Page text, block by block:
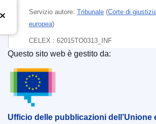
Servizio autore: Tribunale (Corte di
europea)
CELEX : 62015TO0313_INF
Released on EU publications website:
Ufficio delle pubblicazioni
Questo sito web è gestito da:
Ufficio delle pubblicazioni dell’Unione